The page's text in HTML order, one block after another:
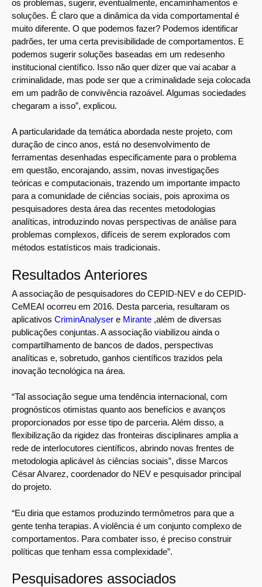
os problemas, sugerir, eventualmente, encaminhamentos e
soluções. É claro que a dinâmica da vida comportamental é
muito diferente. O que podemos fazer? Podemos identificar
padrões, ter uma certa previsibilidade de comportamentos. E
podemos sugerir soluções baseadas em um redesenho
institucional científico. Isso não quer dizer que vai acabar a
criminalidade, mas pode ser que a criminalidade seja colocada
em um padrão de convivência razoável. Algumas sociedades
chegaram a isso”, explicou.
A particularidade da temática abordada neste projeto, com
duração de cinco anos, está no desenvolvimento de
ferramentas desenhadas especificamente para o problema
em questão, encorajando, assim, novas investigações
teóricas e computacionais, trazendo um importante impacto
para a comunidade de ciências sociais, pois aproxima os
pesquisadores desta área das recentes metodologias
analíticas, introduzindo novas perspectivas de análise para
problemas complexos, difíceis de serem explorados com
métodos estatísticos mais tradicionais.
Resultados Anteriores
A associação de pesquisadores do CEPID-NEV e do CEPID-
CeMEAI ocorreu em 2016. Desta parceria, resultaram os
aplicativos CriminAnalyser e Mirante ,além de diversas
publicações conjuntas. A associação viabilizou ainda o
compartilhamento de bancos de dados, perspectivas
analíticas e, sobretudo, ganhos científicos trazidos pela
inovação tecnológica na área.
“Tal associação segue uma tendência internacional, com
prognósticos otimistas quanto aos benefícios e avanços
proporcionados por esse tipo de parceria. Além disso, a
flexibilização da rigidez das fronteiras disciplinares amplia a
rede de interlocutores científicos, abrindo novas frentes de
metodologia aplicável às ciências sociais”, disse Marcos
César Alvarez, coordenador do NEV e pesquisador principal
do projeto.
“Eu diria que estamos produzindo termômetros para que a
gente tenha terapias. A violência é um conjunto complexo de
comportamentos. Para combater isso, é preciso construir
políticas que tenham essa complexidade”.
Pesquisadores associados